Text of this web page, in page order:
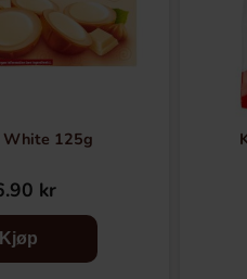
White 125g
kr
Kjøp